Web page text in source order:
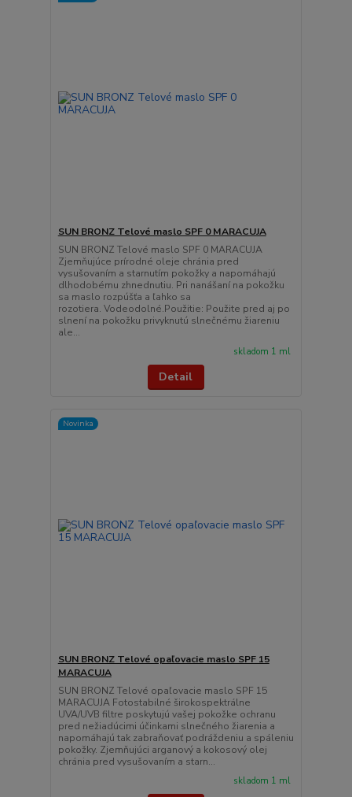
SUN BRONZ Telové maslo SPF 0 MARACUJA
SUN BRONZ Telové maslo SPF 0 MARACUJA
Zjemňujúce prírodné oleje chránia pred
vysušovaním a starnutím pokožky a napomáhajú
dlhodobému zhnednutiu. Pri nanášaní na pokožku
sa maslo rozpúšťa a ľahko sa
rozotiera. Vodeodolné.Použitie: Použite pred aj po
slnení na pokožku privyknutú slnečnému žiareniu
ale...
skladom 1 ml
Detail
Novinka
SUN BRONZ Telové opaľovacie maslo SPF 15
MARACUJA
SUN BRONZ Telové opaľovacie maslo SPF 15
MARACUJA Fotostabilné širokospektrálne
UVA/UVB filtre poskytujú vašej pokožke ochranu
pred nežiadúcimi účinkami slnečného žiarenia a
napomáhajú tak zabraňovať podráždeniu a spáleniu
pokožky. Zjemňujúci arganový a kokosový olej
chránia pred vysušovaním a starn...
skladom 1 ml